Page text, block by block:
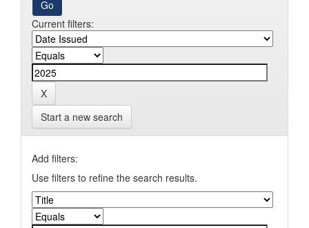
Current filters:
Start a new search
Add filters:
Use filters to refine the search results.